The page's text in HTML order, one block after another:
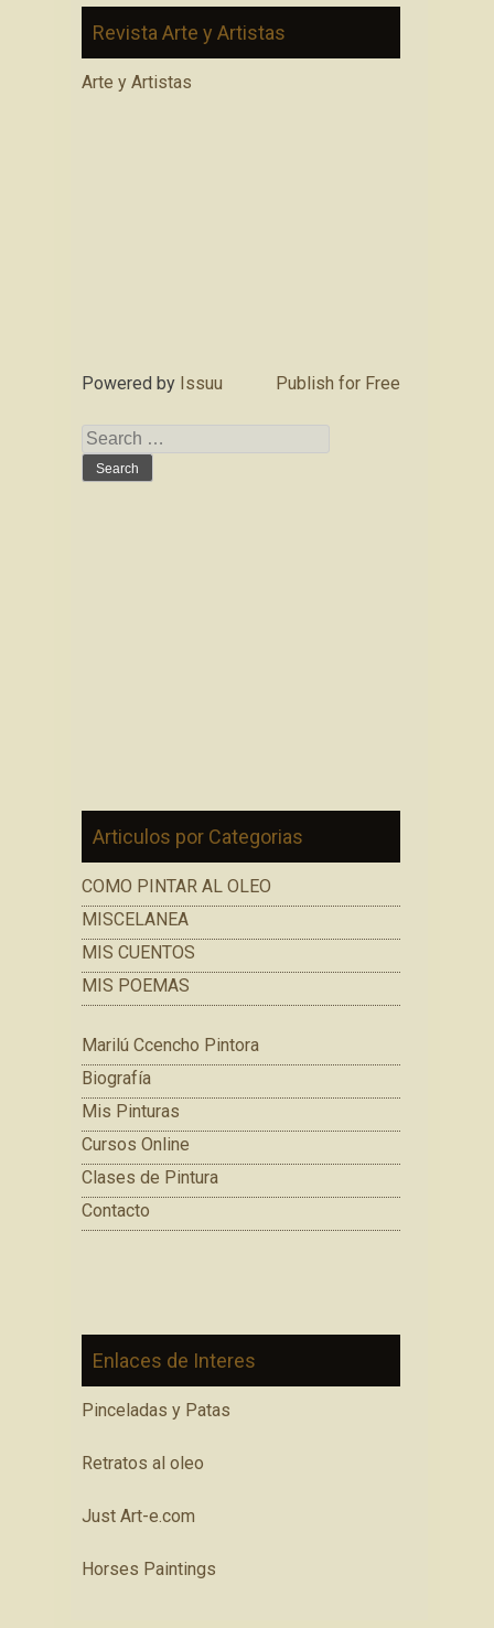
Revista Arte y Artistas
Arte y Artistas
Powered by Issuu Publish for Free
Search
for:
Articulos por Categorias
COMO PINTAR AL OLEO
MISCELANEA
MIS CUENTOS
MIS POEMAS
Marilú Ccencho Pintora
Biografía
Mis Pinturas
Cursos Online
Clases de Pintura
Contacto
Enlaces de Interes
Pinceladas y Patas
Retratos al oleo
Just Art-e.com
Horses Paintings